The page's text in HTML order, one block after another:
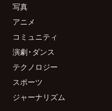
写真
アニメ
コミュニティ
演劇・ダンス
テクノロジー
スポーツ
ジャーナリズム